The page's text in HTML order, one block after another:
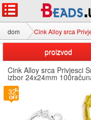
dom Cink Alloy srca
proizvod
Cink Alloy srca Privjesci
izbor 24x24mm